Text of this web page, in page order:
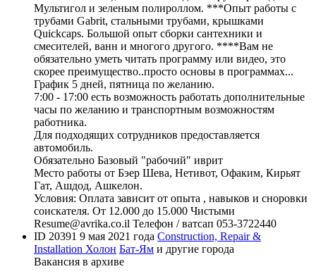
Мультигол и зеленым полироллом. ***Опыт работы с
трубами Gabrit, стальными трубами, крышками
Quickcaps. Большой опыт сборки сантехники и
смесителей, ванн и многого другого. ****Вам не
обязательно уметь читать программу или видео, это
скорее преимущество..просто основы в программах...
График 5 дней, пятница по желанию.
7:00 - 17:00 есть возможность работать дополнительные
часы по желанию и транспортным возможностям
работника.
Для подходящих сотрудников предоставляется
автомобиль.
Обязательно Базовый "рабочий" иврит
Место работы от Бэер Шева, Нетивот, Офаким, Кирьят
Гат, Ашдод, Ашкелон.
Условия: Оплата зависит от опыта , навыков и сноровки
соискателя. От 12.000 до 15.000 Чистыми
Resume@avrika.co.il Телефон / ватсап 053-3722440
ID 20391 9 мая 2021 года Construction, Repair &
Installation Холон Бат-Ям и другие города
Вакансия в архиве